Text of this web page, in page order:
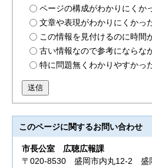
ページの構成がわかりにくか
文章や表現がわかりにくかっ
この情報を見付けるのに時間
古い情報なので参考にならな
特に問題無くわかりやすかっ
送信
このページに関するお問い合わせ
市長公室 広聴広報課
〒020-8530 盛岡市内丸12-2 盛